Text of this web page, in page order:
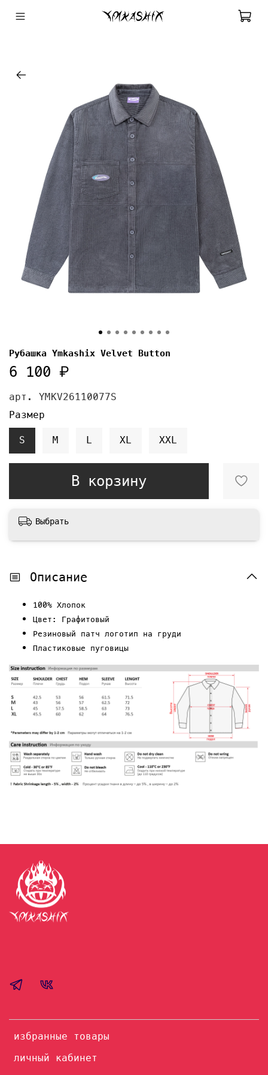
арт. YMKV26110077S
Рубашка Ymkashix Velvet Button
6 100 ₽
В корзину
Размер
S M L XL XXL
Выбрать
Описание
100% Хлопок
Цвет: Графитовый
Резиновый патч логотип на груди
Пластиковые пуговицы
избранные товары
личный кабинет